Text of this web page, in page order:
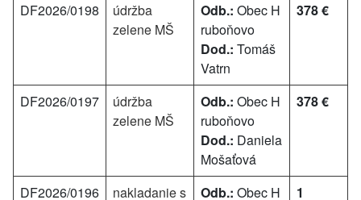
DF2026/0198
údržba
zelene MŠ
Odb.: Obec H
ruboňovo
Dod.: Tomáš
Vatrn
378 €
DF2026/0197
údržba
zelene MŠ
Odb.: Obec H
ruboňovo
Dod.: Daniela
Mošaťová
378 €
DF2026/0196
nakladanie s
Odb.: Obec H
1